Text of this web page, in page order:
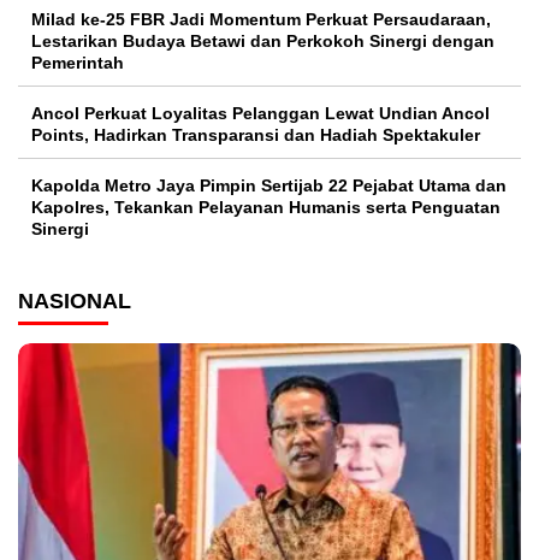
Milad ke-25 FBR Jadi Momentum Perkuat Persaudaraan,
Lestarikan Budaya Betawi dan Perkokoh Sinergi dengan
Pemerintah
Ancol Perkuat Loyalitas Pelanggan Lewat Undian Ancol
Points, Hadirkan Transparansi dan Hadiah Spektakuler
Kapolda Metro Jaya Pimpin Sertijab 22 Pejabat Utama dan
Kapolres, Tekankan Pelayanan Humanis serta Penguatan
Sinergi
NASIONAL